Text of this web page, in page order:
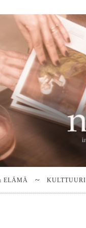
ELÄMÄ KULTTUURI